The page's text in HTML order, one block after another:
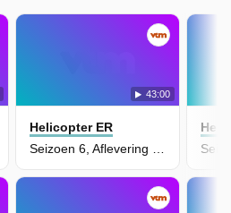
43:00
Helicopter ER
Seizoen 6, Aflevering 14 - Episode 14